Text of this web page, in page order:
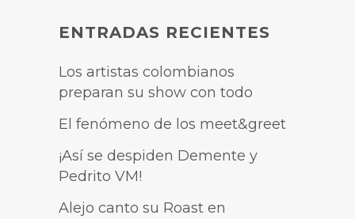
ENTRADAS RECIENTES
Los artistas colombianos
preparan su show con todo
El fenómeno de los meet&greet
¡Así se despiden Demente y
Pedrito VM!
Alejo canto su Roast en